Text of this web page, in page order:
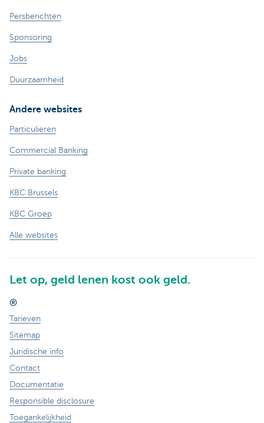
Persberichten
Sponsoring
Jobs
Duurzaamheid
Andere websites
Particulieren
Commercial Banking
Private banking
KBC Brussels
KBC Groep
Alle websites
Let op, geld lenen kost ook geld.
®
Tarieven
Sitemap
Juridische info
Contact
Documentatie
Responsible disclosure
Toegankelijkheid